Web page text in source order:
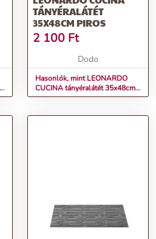
TÁNYÉRALÁTÉT
35X48CM PIROS
2 100 Ft
Dodo
Hasonlók, mint LEONARDO
CUCINA tányéralátét 35x48cm
piros